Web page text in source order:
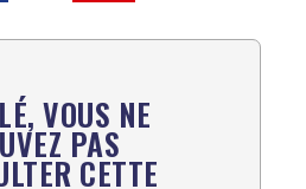
VOUS NE
PAS
CETTE